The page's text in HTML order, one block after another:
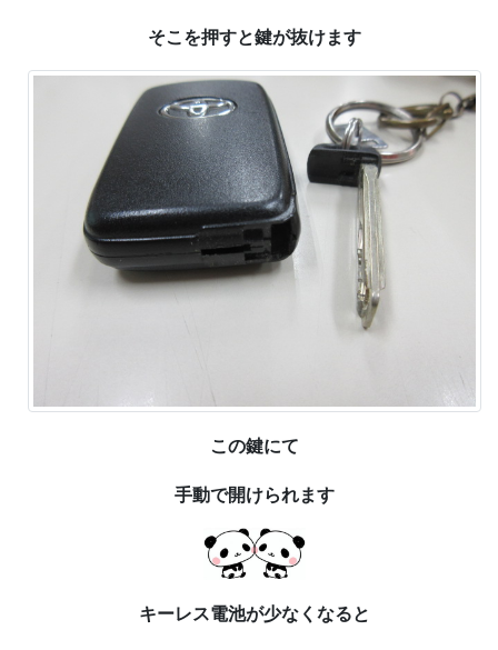
そこを押すと鍵が抜けます
この鍵にて
手動で開けられます
キーレス電池が少なくなると